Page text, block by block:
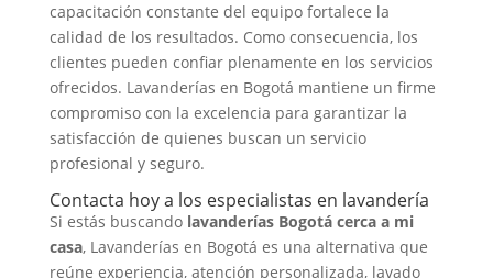
capacitación constante del equipo fortalece la
calidad de los resultados. Como consecuencia, los
clientes pueden confiar plenamente en los servicios
ofrecidos. Lavanderías en Bogotá mantiene un firme
compromiso con la excelencia para garantizar la
satisfacción de quienes buscan un servicio
profesional y seguro.
Contacta hoy a los especialistas en lavandería
Si estás buscando lavanderías Bogotá cerca a mi
casa, Lavanderías en Bogotá es una alternativa que
reúne experiencia, atención personalizada, lavado